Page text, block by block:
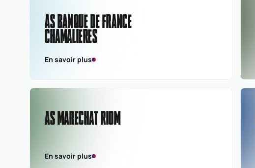
AS BANQUE DE FRANCE
CHAMALIERES
En savoir plus
AS MARECHAT RIOM
En savoir plus